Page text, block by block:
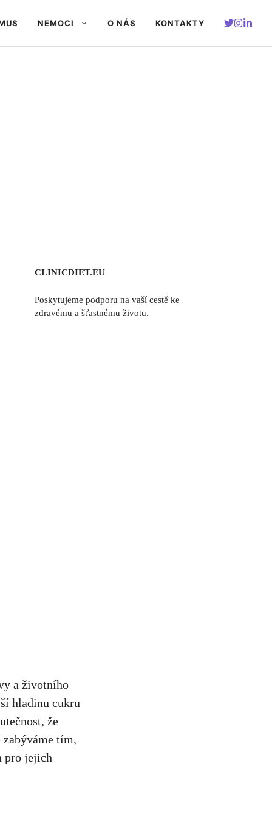
NEMOCI O NÁS KONTAKTY
CLINICDIET.EU
Poskytujeme podporu na vaší cestě ke
zdravému a šťastnému životu.
a životního
hladinu cukru
že
tím,
pro jejich